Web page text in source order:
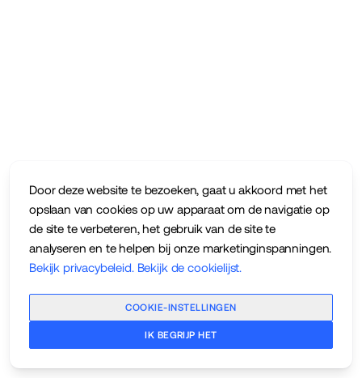
Door deze website te bezoeken, gaat u akkoord met het
opslaan van cookies op uw apparaat om de navigatie op
de site te verbeteren, het gebruik van de site te
analyseren en te helpen bij onze marketinginspanningen.
Bekijk privacybeleid. Bekijk de cookielijst.
COOKIE-INSTELLINGEN
IK BEGRIJP HET